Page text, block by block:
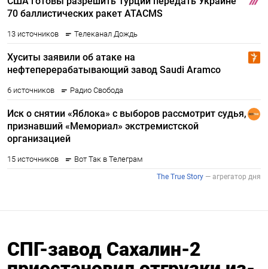
СПГ-завод Сахалин-2